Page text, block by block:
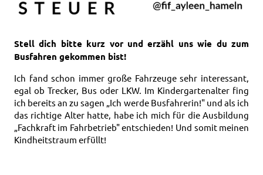
Stell dich bitte kurz vor und erzähl uns wie du zum
Busfahren gekommen bist!
Ich fand schon immer große Fahrzeuge sehr interessant,
egal ob Trecker, Bus oder LKW. Im Kindergartenalter fing
ich bereits an zu sagen „Ich werde Busfahrerin!" und als ich
das richtige Alter hatte, habe ich mich für die Ausbildung
„Fachkraft im Fahrbetrieb" entschieden! Und somit meinen
Kindheitstraum erfüllt!